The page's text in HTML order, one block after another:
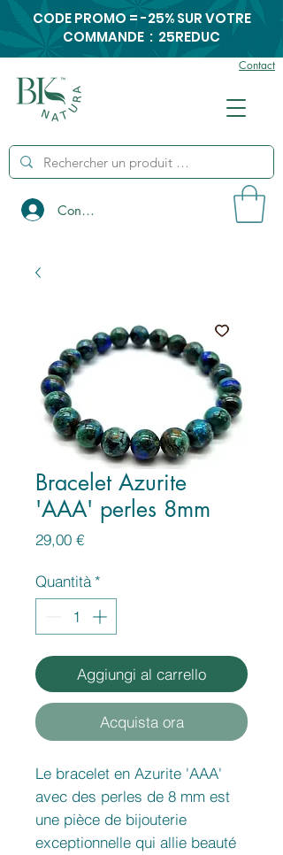
Contact
Connexion
CODE PROMO = -25% SUR VOTRE
COMMANDE : 25REDUC
Bracelet Azurite
'AAA' perles 8mm
29,00 €Prezzo
Quantità *
Aggiungi al carrello
Acquista ora
Le bracelet en Azurite 'AAA'
avec des perles de 8 mm est
une pièce de bijouterie
exceptionnelle qui allie beauté